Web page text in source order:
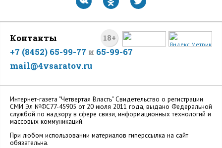
18+
Контакты
+7 (8452) 65-99-77 и 65-99-67
mail@4vsaratov.ru
Интернет-газета "Четвертая Власть" Cвидетельство о регистрации
СМИ Эл №ФС77-45905 от 20 июля 2011 года, выдано Федеральной
службой по надзору в сфере связи, информационных технологий и
массовых коммуникаций.
При любом использовании материалов гиперссылка на сайт
обязательна.